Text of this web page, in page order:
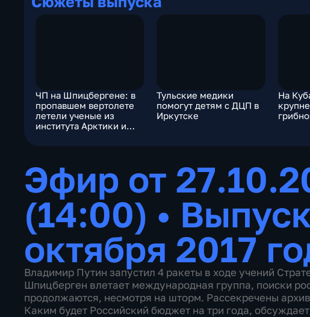
ЧП на Шпицбергене: в
пропавшем вертолете
летели ученые из
института Арктики и
Тульские медики
помогут детям с ДЦП в
Иркутске
На
Эфир от
(14:00) •
октября 2017
Владимир Путин запустил 4 ракеты в ходе учений
Шпицберген влетает международная группа, поиски
продолжаются, несмотря на шторм. Рассекречены
Каким будет Российский бюджет на три года,